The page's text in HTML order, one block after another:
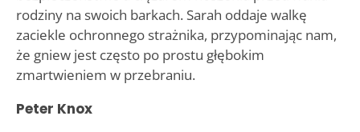
rodziny na swoich barkach. Sarah oddaje walkę
zaciekle ochronnego strażnika, przypominając nam,
że gniew jest często po prostu głębokim
zmartwieniem w przebraniu.
Peter Knox